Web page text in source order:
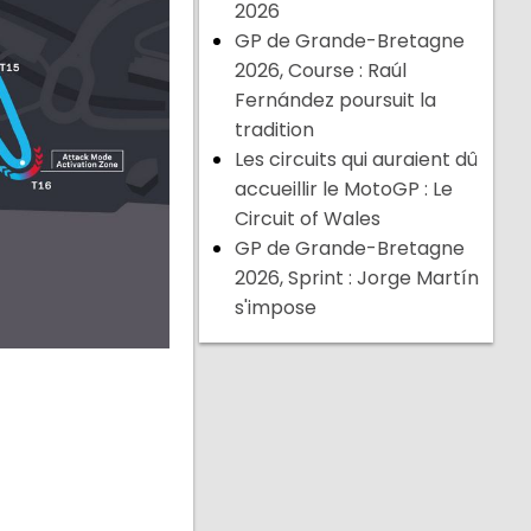
2026
GP de Grande-Bretagne
2026, Course : Raúl
Fernández poursuit la
tradition
Les circuits qui auraient dû
accueillir le MotoGP : Le
Circuit of Wales
GP de Grande-Bretagne
2026, Sprint : Jorge Martín
s'impose